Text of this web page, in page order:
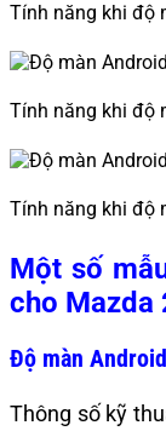
Tính năng khi độ
Tính năng khi độ
Tính năng khi độ
Một số
cho Mazda
Độ màn
Thông số kỹ